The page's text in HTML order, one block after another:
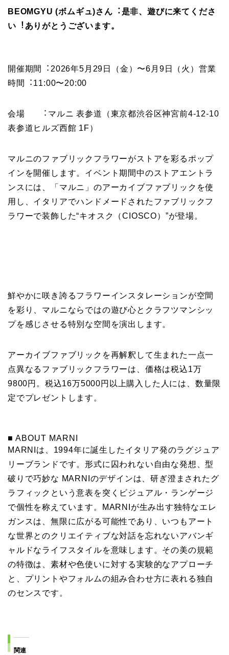
BEOMGYU (ボムギュ)さん︓是⾮、遊びに来てくださ
い︕ありがとうございます。
開催期間︓2026年5⽉29⽇（⾦）〜6⽉9⽇（⽕）営業
時間︓11:00〜20:00
会場 ︓マルニ 表参道（東京都渋⾕区神宮前4-12-10
表参道ヒルズ⻄館 1F）
マルニのファブリックフラワーがストアを彩るポップ
インを開催します。イベント期間中のストアエントラ
ンスには、「マルニ」のアーカイブファブリックを使
⽤し、イタリアでハンドメードされたファブリックフ
ラワーで装飾した“キオスク（CIOSCO）”が登場。
鮮やかに咲き誇るフラワーインスタレーションが空間
を彩り、マルニならではの遊び⼼とクラフツマンシッ
プを感じさせる特別な空間を演出します。
アーカイブファブリックを再解釈して⽣まれた⼀点⼀
点異なるファブリックフラワーは、価格は税込1万
9800円。税込16万5000円以上購⼊した⼈には、数量限
定でプレゼントします。
■ ABOUT MARNI
MARNIは、1994年に誕⽣したイタリア発のラグジュア
リーブランドです。形式に囚われない⾃由な発想、型
破りで巧妙な MARNIのデザインは、研ぎ澄まされたグ
ラフィックという意表を突くビジュアル・ランゲージ
で個性を称えています。MARNIが⽣み出す独特なエレ
ガンスは、無限に広がる可能性であり、いつもアート
な世界とのクリエイティブな対話を忘れないアバンギ
ャルドなライフスタイルを意味します。その美の規範
の特徴は、素材や⾊使いに対する実験的なアプローチ
と、プリントやフォルムの組み合わせ⽅に表れる独⾃
のセンスです。
関連